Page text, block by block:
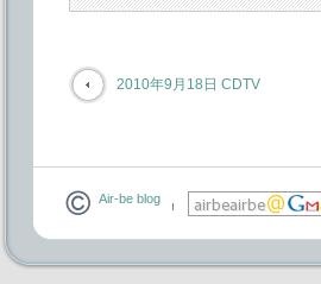
2010年9月18日 CDTV
Air-be blog